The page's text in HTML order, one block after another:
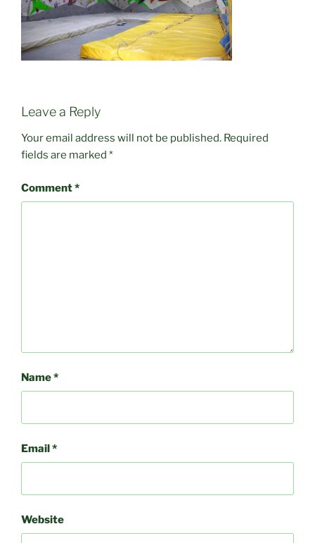
Leave a Reply
Your email address will not be published. Required
fields are marked *
Comment*
Name*
Email*
Website